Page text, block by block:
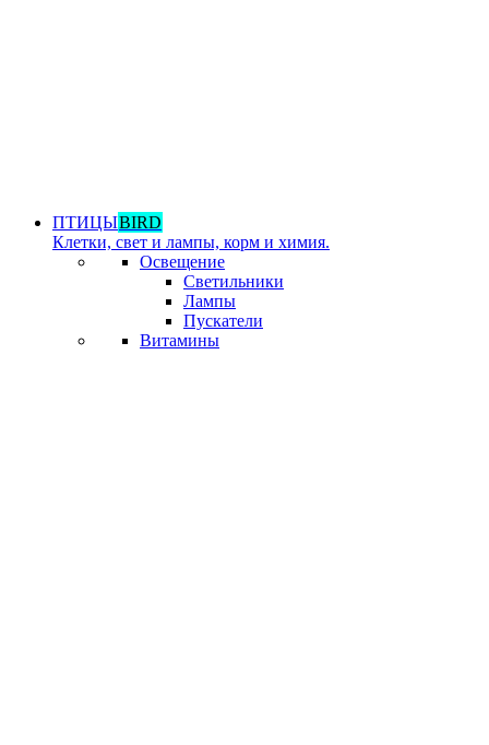
ПТИЦЫBIRD
Клетки, свет и лампы, корм и химия.
Освещение
Светильники
Лампы
Пускатели
Витамины